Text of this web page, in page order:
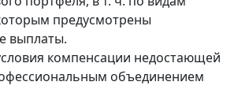
предусмотрены
выплаты.
компенсации недостающей
объединением